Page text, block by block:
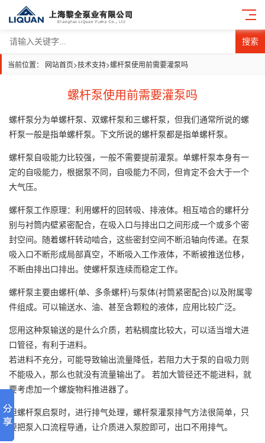
搜索
当前位置： 网站首页>技术支持>螺杆泵使用前需要灌泵吗
螺杆泵使用前需要灌泵吗
螺杆泵分为单螺杆泵、双螺杆泵和三螺杆泵，但我们通常所说的螺
杆泵一般是指单螺杆泵。下文所说的螺杆泵都是指单螺杆泵。
螺杆泵自吸能力比较强，一般不需要提前灌泵。单螺杆泵本身有一
定的自吸能力，根据泵不同，自吸能力不同，但肯定不会大于一个
大气压。
螺杆泵工作原理：利用螺杆的回转吸、排液体。相互啮合的螺杆分
别与衬筒内壁紧密配合，在吸入口与排出口之间形成一个或多个密
封空间。随着螺杆转动啮合，这些密封空间不断沿轴向传递。在泵
吸入口不断形成局部真空，不断吸入工作液体，不断被推送位移，
不断由排出口排出。使螺杆泵连续而稳定工作。
螺杆泵主要由螺杆(单、多条螺杆)与泵体(衬筒紧密配合)以及附属零
件组成。可以输送水、油、甚至含颗粒的液体，应用比较广泛。
您用这种泵输送的是什么介质，若粘稠度比较大，可以适当增大进
口管径，有利于进料。
若进料不充分，可能导致输出流量降低，若阻力大于泵的自吸力则
不能吸入，那么也就没有流量输出了。 若加大管径还不能进料，就
要考虑加一个螺旋物料推进器了。
但螺杆泵启泵时，进行排气处理，螺杆泵灌泵排气方法很简单，只
要把泵入口流程导通，让介质进入泵腔即可，出口不用排气。